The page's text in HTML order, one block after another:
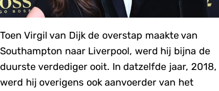
Toen Virgil van Dijk de overstap maakte van
Southampton naar Liverpool, werd hij bijna de
duurste verdediger ooit. In datzelfde jaar, 2018,
werd hij overigens ook aanvoerder van het